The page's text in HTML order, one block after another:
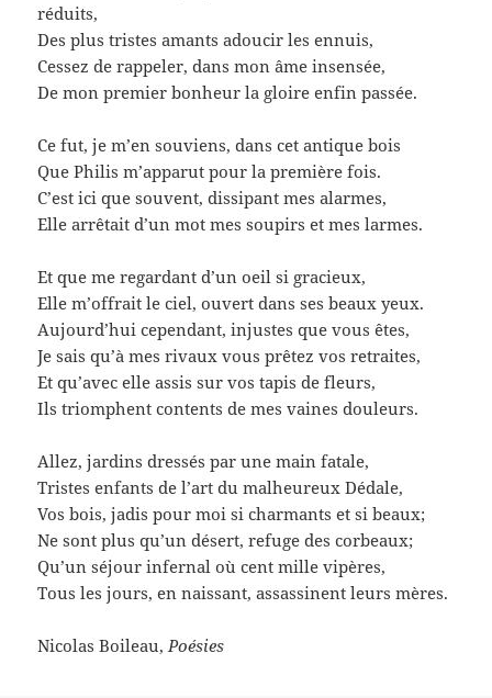
réduits,
Des plus tristes amants adoucir les ennuis,
Cessez de rappeler, dans mon âme insensée,
De mon premier bonheur la gloire enfin passée.
Ce fut, je m’en souviens, dans cet antique bois
Que Philis m’apparut pour la première fois.
C’est ici que souvent, dissipant mes alarmes,
Elle arrêtait d’un mot mes soupirs et mes larmes.
Et que me regardant d’un oeil si gracieux,
Elle m’offrait le ciel, ouvert dans ses beaux yeux.
Aujourd’hui cependant, injustes que vous êtes,
Je sais qu’à mes rivaux vous prêtez vos retraites,
Et qu’avec elle assis sur vos tapis de fleurs,
Ils triomphent contents de mes vaines douleurs.
Allez, jardins dressés par une main fatale,
Tristes enfants de l’art du malheureux Dédale,
Vos bois, jadis pour moi si charmants et si beaux;
Ne sont plus qu’un désert, refuge des corbeaux;
Qu’un séjour infernal où cent mille vipères,
Tous les jours, en naissant, assassinent leurs mères.
Nicolas Boileau, Poésies